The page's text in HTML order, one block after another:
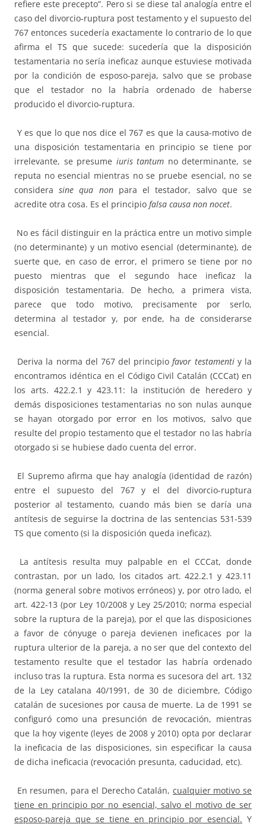
refiere este precepto”. Pero si se diese tal analogía entre el
caso del divorcio-ruptura post testamento y el supuesto del
767 entonces sucedería exactamente lo contrario de lo que
afirma el TS que sucede: sucedería que la disposición
testamentaria no sería ineficaz aunque estuviese motivada
por la condición de esposo-pareja, salvo que se probase
que el testador no la habría ordenado de haberse
producido el divorcio-ruptura.
Y es que lo que nos dice el 767 es que la causa-motivo de
una disposición testamentaria en principio se tiene por
irrelevante, se presume iuris tantum no determinante, se
reputa no esencial mientras no se pruebe esencial, no se
considerasine qua nonpara el testador, salvo que se
acredite otra cosa. Es el principio falsa causa non nocet.
No es fácil distinguir en la práctica entre un motivo simple
(no determinante) y un motivo esencial (determinante), de
suerte que, en caso de error, el primero se tiene por no
puesto mientras que el segundo hace ineficaz la
disposición testamentaria. De hecho, a primera vista,
parece que todo motivo, precisamente por serlo,
determina al testador y, por ende, ha de considerarse
esencial.
Deriva la norma del 767 del principiofavor testamentiy la
encontramos idéntica en el Código Civil Catalán (CCCat) en
los arts. 422.2.1 y 423.11: la institución de heredero y
demás disposiciones testamentarias no son nulas aunque
se hayan otorgado por error en los motivos, salvo que
resulte del propio testamento que el testador no las habría
otorgado si se hubiese dado cuenta del error.
El Supremo afirma que hay analogía (identidad de razón)
entre el supuesto del 767 y el del divorcio-ruptura
posterior al testamento, cuando más bien se daría una
antítesis de seguirse la doctrina de las sentencias 531-539
TS que comento (si la disposición queda ineficaz).
La antítesis resulta muy palpable en el CCCat, donde
contrastan, por un lado, los citados art. 422.2.1 y 423.11
(norma general sobre motivos erróneos) y, por otro lado, el
art. 422-13 (por Ley 10/2008 y Ley 25/2010; norma especial
sobre la ruptura de la pareja), por el que las disposiciones
a favor de cónyuge o pareja devienen ineficaces por la
ruptura ulterior de la pareja, a no ser que del contexto del
testamento resulte que el testador las habría ordenado
incluso tras la ruptura. Esta norma es sucesora del art. 132
de la Ley catalana 40/1991, de 30 de diciembre, Código
catalán de sucesiones por causa de muerte. La de 1991 se
configuró como una presunción de revocación, mientras
que la hoy vigente (leyes de 2008 y 2010) opta por declarar
la ineficacia de las disposiciones, sin especificar la causa
de dicha ineficacia (revocación presunta, caducidad, etc).
En resumen, para el Derecho Catalán, cualquier motivo se
tiene en principio por no esencial, salvo el motivo de ser
esposo-pareja que se tiene en principio por esencial. Y